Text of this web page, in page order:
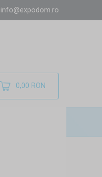
info@expodom.ro
0,00 RON